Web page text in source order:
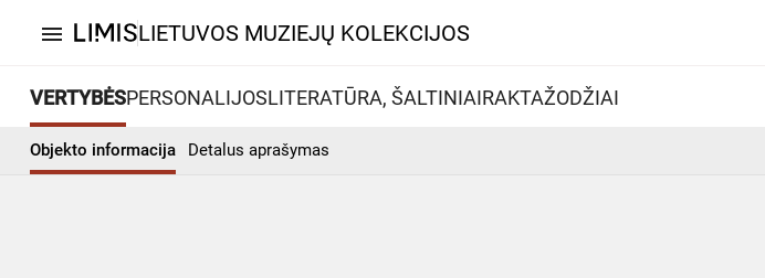
menu LIETUVOS MUZIEJŲ KOLEKCIJOS
VERTYBĖSPERSONALIJOSLITERATŪRA, ŠALTINIAIRAKTAŽODŽIAI
Objekto informacija Detalus aprašymas